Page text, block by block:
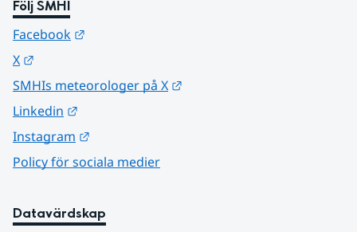
Följ SMHI
Facebook
X
SMHIs meteorologer på X
Linkedin
Instagram
Policy för sociala medier
Datavärdskap